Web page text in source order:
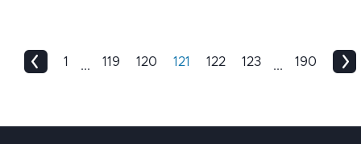
1 ... 119 120 121 122 123 ... 190